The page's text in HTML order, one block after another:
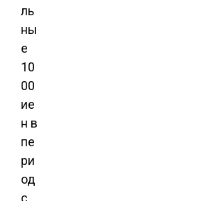
ль
ны
е
10
00
ие
н в
пе
ри
од
с